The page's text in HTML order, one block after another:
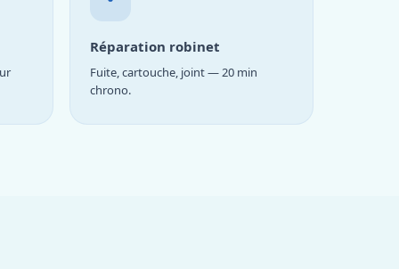
Réparation robinet
Fuite, cartouche, joint — 20 min
chrono.